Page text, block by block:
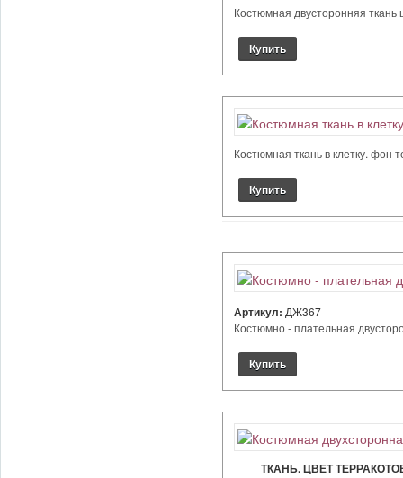
Костюмная двусторонняя ткань
Костюмная ткань в клетку. фон
Артикул: ДЖ367
Костюмно - плательная
ТКАНЬ. ЦВЕТ